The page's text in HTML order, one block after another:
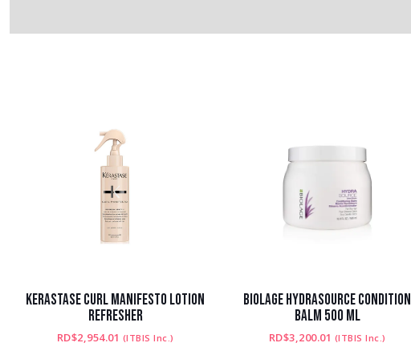
KERASTASE CURL MANIFESTO LOTION
REFRESHER
RD$2,954.01 (ITBIS Inc.)
BIOLAGE HYDRASOURCE CONDITION
BALM 500 ML
RD$3,200.01 (ITBIS Inc.)